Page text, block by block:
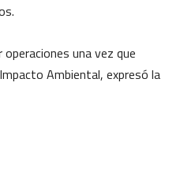
una vez que
Ambiental, expresó la